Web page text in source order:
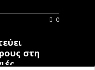
0
στη